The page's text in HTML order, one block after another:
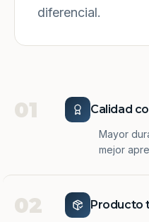
diferencial.
01 Calidad
Mayor
mejor
02 Producto